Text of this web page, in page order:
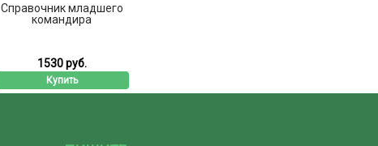
Справочник младшего
командира
1530 руб.
Купить